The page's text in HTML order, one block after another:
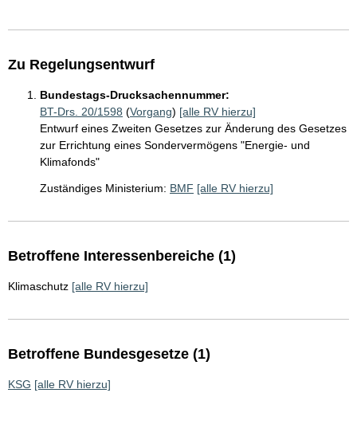
Zu Regelungsentwurf
Bundestags-Drucksachennummer:
BT-Drs. 20/1598 (Vorgang) [alle RV hierzu]
Entwurf eines Zweiten Gesetzes zur Änderung des Gesetzes
zur Errichtung eines Sondervermögens "Energie- und
Klimafonds"
Zuständiges Ministerium: BMF [alle RV hierzu]
Betroffene Interessenbereiche (1)
Klimaschutz [alle RV hierzu]
Betroffene Bundesgesetze (1)
KSG [alle RV hierzu]